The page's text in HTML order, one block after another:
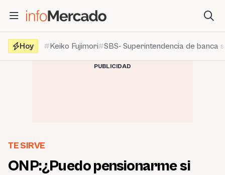
contenido
Hoy
Keiko Fujimori SBS- Superintendencia de banca
PUBLICIDAD
TE SIRVE
ONP:¿Puedo pensionarme si